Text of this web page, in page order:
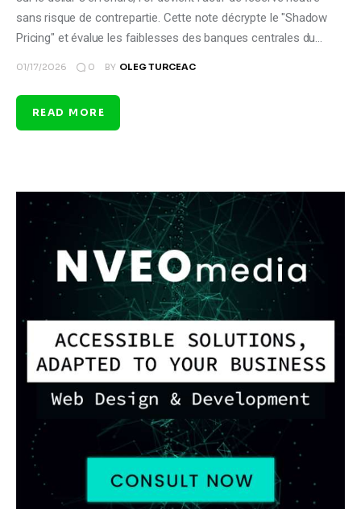
sans risque de contrepartie. Cette note décrypte le "Shadow
Pricing" et évalue les faiblesses des banques centrales du…
01/17/2026 0 BY OLEG TURCEAC
READ MORE